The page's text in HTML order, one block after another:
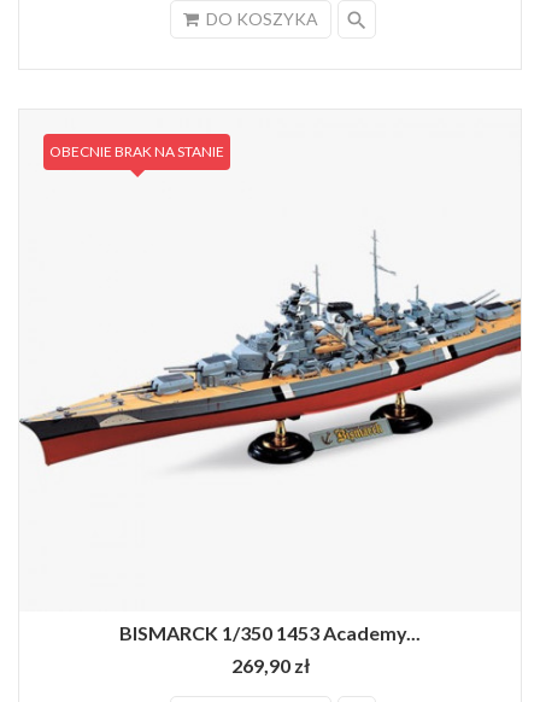
DO KOSZYKA search
BISMARCK 1/350 1453 Academy...
269,90 zł
OBECNIE BRAK NA STANIE